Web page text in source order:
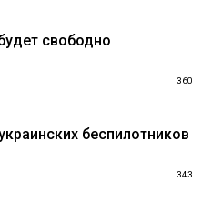
свободно
360
беспилотников
343